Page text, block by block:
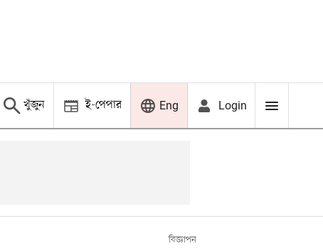
খুঁজুন ই-পেপার Eng Login